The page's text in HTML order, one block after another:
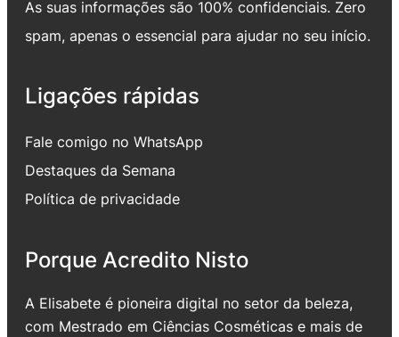
As suas informações são 100% confidenciais. Zero
spam, apenas o essencial para ajudar no seu início.
Ligações rápidas
Fale comigo no WhatsApp
Destaques da Semana
Política de privacidade
Porque Acredito Nisto
A Elisabete é pioneira digital no setor da beleza,
com Mestrado em Ciências Cosméticas e mais de